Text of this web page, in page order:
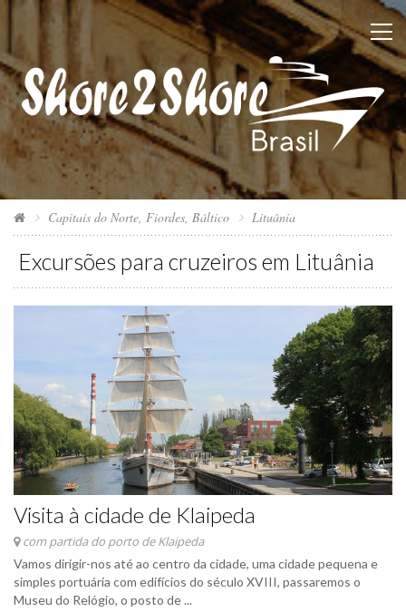
Capitais do Norte, Fiordes, Báltico Lituânia
Excursões para cruzeiros em Lituânia
Visita à cidade de Klaipeda
com partida do porto de Klaipeda
Vamos dirigir-nos até ao centro da cidade, uma cidade pequena e
simples portuária com edifícios do século XVIII, passaremos o
Museu do Relógio, o posto de ...